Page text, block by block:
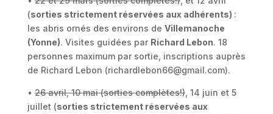
(sorties strictement réservées aux adhérents) :
les abris ornés des environs de Villemanoche
(Yonne). Visites guidées par Richard Lebon. 18
personnes maximum par sortie, inscriptions auprès
de Richard Lebon (richardlebon66@gmail.com).
•26 avril, 10 mai (sorties complètes!), 14 juin et 5
juillet (sorties strictement réservées aux